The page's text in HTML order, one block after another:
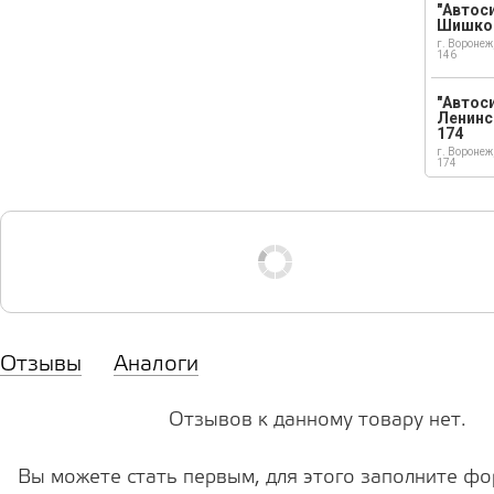
г.
146
174
г.
174
Отзывы Аналоги
Отзывов к данному товару нет.
Вы можете стать первым, для этого заполните